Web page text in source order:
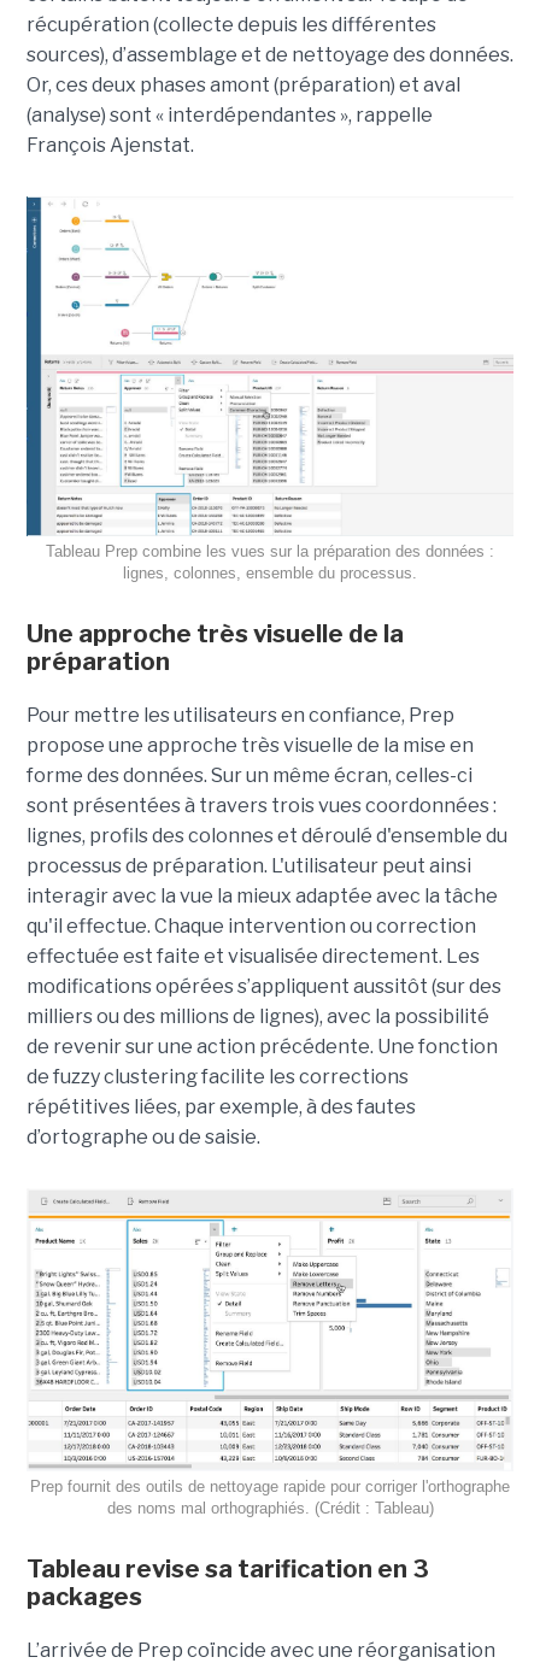
récupération (collecte depuis les différentes
sources), d’assemblage et de nettoyage des données.
Or, ces deux phases amont (préparation) et aval
(analyse) sont « interdépendantes », rappelle
François Ajenstat.
Tableau Prep combine les vues sur la préparation des données :
lignes, colonnes, ensemble du processus.
Une approche très visuelle de la
préparation
Pour mettre les utilisateurs en confiance, Prep
propose une approche très visuelle de la mise en
forme des données. Sur un même écran, celles-ci
sont présentées à travers trois vues coordonnées :
lignes, profils des colonnes et déroulé d'ensemble du
processus de préparation. L'utilisateur peut ainsi
interagir avec la vue la mieux adaptée avec la tâche
qu'il effectue. Chaque intervention ou correction
effectuée est faite et visualisée directement. Les
modifications opérées s’appliquent aussitôt (sur des
milliers ou des millions de lignes), avec la possibilité
de revenir sur une action précédente. Une fonction
de fuzzy clustering facilite les corrections
répétitives liées, par exemple, à des fautes
d’ortographe ou de saisie.
Prep fournit des outils de nettoyage rapide pour corriger l'orthographe
des noms mal orthographiés. (Crédit : Tableau)
Tableau revise sa tarification en 3
packages
L’arrivée de Prep coïncide avec une réorganisation